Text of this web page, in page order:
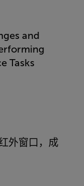
and
Tasks
外窗口，成